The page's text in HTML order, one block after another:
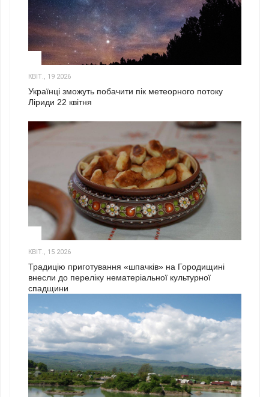
КВІТ., 19 2026
Українці зможуть побачити пік метеорного потоку
Ліриди 22 квітня
КВІТ., 15 2026
Традицію приготування «шпачків» на Городищині
внесли до переліку нематеріальної культурної
спадщини